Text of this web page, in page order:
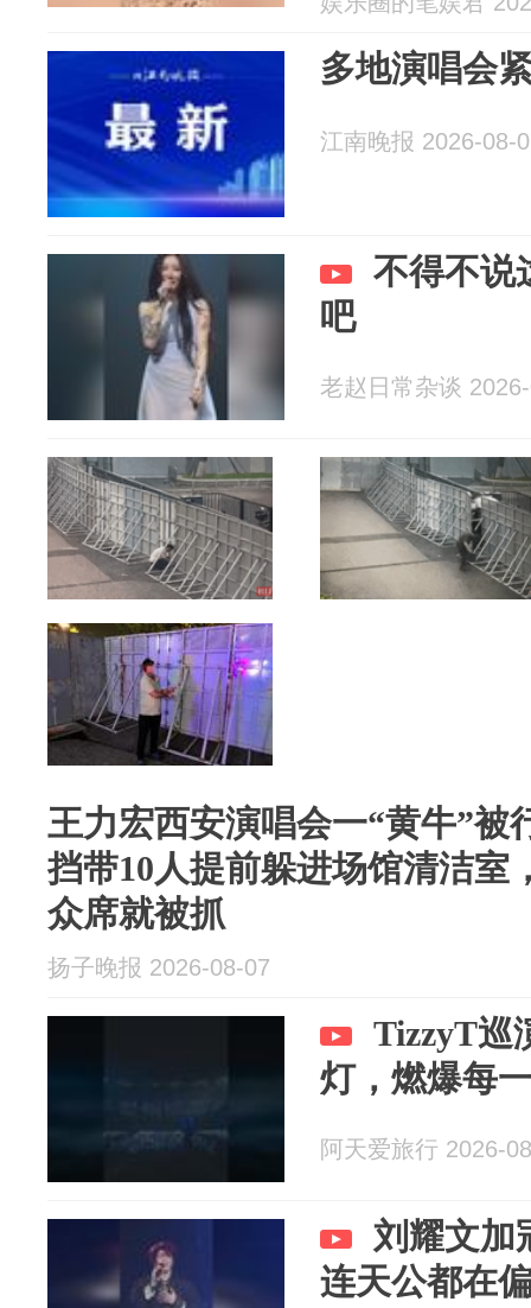
多地演唱会
江南晚报 2026-08-
不得不说
吧
老赵日常杂谈
王力宏西安演唱会一“黄牛”被
挡带10人提前躲进场馆清洁室
众席就被抓
扬子晚报 2026-08-07
TizzyT巡
灯，燃爆每
阿天爱旅行 2026-
刘耀文加
连天公都在